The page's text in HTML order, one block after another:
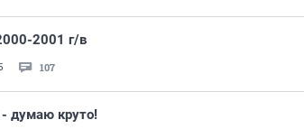
2001 г/в
107
думаю круто!